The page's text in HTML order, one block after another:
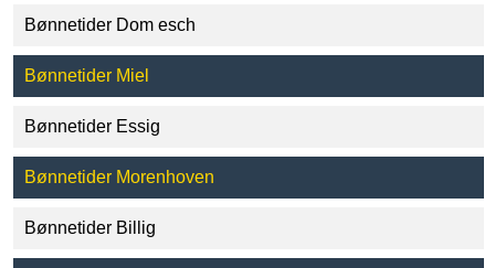
Bønnetider Dom esch
Bønnetider Miel
Bønnetider Essig
Bønnetider Morenhoven
Bønnetider Billig